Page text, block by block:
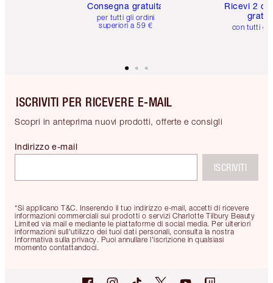
Consegna gratuita
per tutti gli ordini
superiori a 59 €
Ricevi 2
con tutti gli
ISCRIVITI PER RICEVERE E-MAIL
Scopri in anteprima nuovi prodotti, offerte e consigli
*Si applicano T&C. Inserendo il tuo indirizzo e-mail, accetti di ricevere
informazioni commerciali sui prodotti o servizi Charlotte Tilbury Beauty
Limited via mail e mediante le piattaforme di social media. Per ulteriori
informazioni sull'utilizzo dei tuoi dati personali, consulta la nostra
Informativa sulla privacy. Puoi annullare l'iscrizione in qualsiasi
momento contattandoci.
Indirizzo e-mail
ISCRIVITI